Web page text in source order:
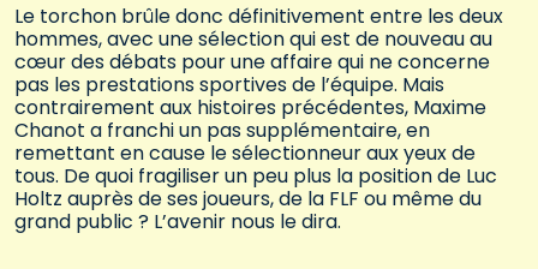
Le torchon brûle donc définitivement entre les deux
hommes, avec une sélection qui est de nouveau au
cœur des débats pour une affaire qui ne concerne
pas les prestations sportives de l’équipe. Mais
contrairement aux histoires précédentes, Maxime
Chanot a franchi un pas supplémentaire, en
remettant en cause le sélectionneur aux yeux de
tous. De quoi fragiliser un peu plus la position de Luc
Holtz auprès de ses joueurs, de la FLF ou même du
grand public ? L’avenir nous le dira.